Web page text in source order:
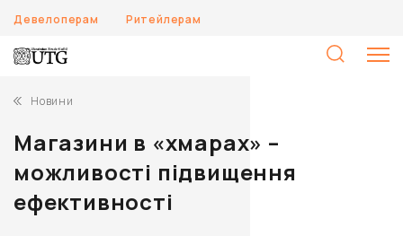
Девелоперам Ритейлерам
Новини
Магазини в «хмарах» –
можливості підвищення
ефективності